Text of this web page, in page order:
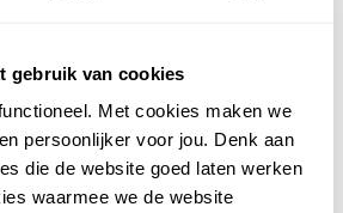
gebruik van cookies
Met cookies maken we
persoonlijker voor jou. Denk aan
die de website goed laten werken
waarmee we de website